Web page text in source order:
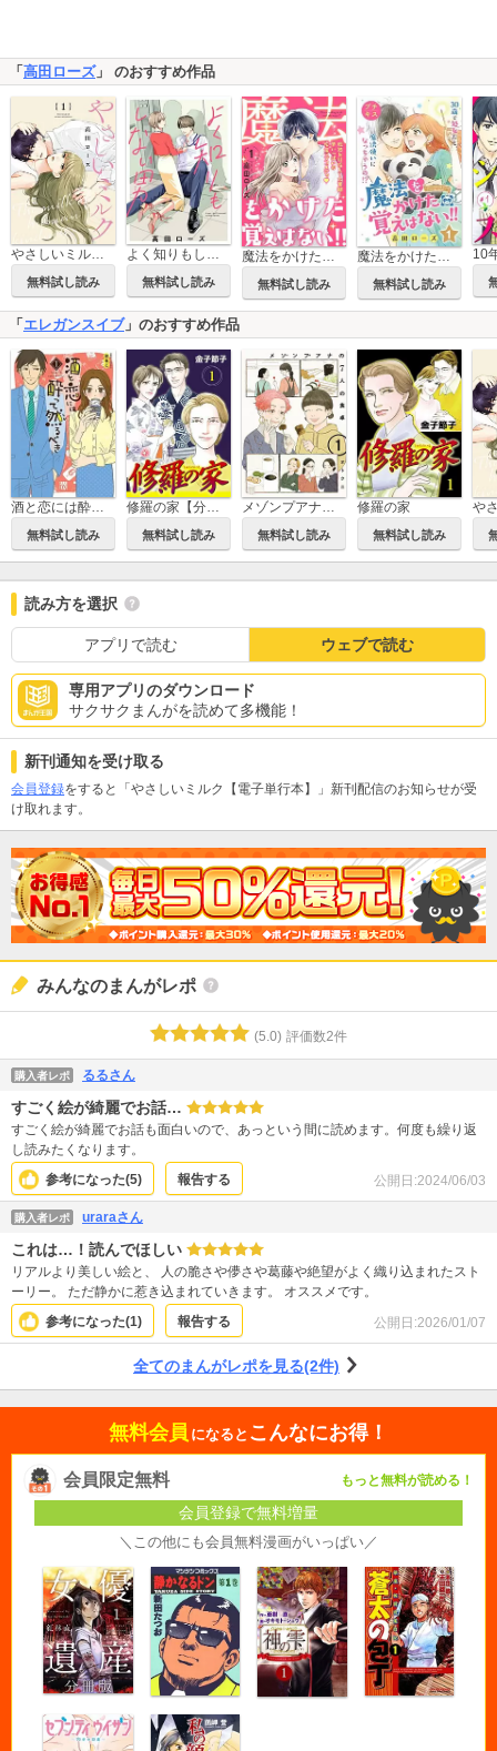
「高田ローズ」 のおすすめ作品
無料試し読み
よく知りもしない男［ばら売り］［DRUNK!］
無料試し読み 無料試し読み 無料試し読み
「エレガンスイブ」のおすすめ作品
酒と恋には酔って然るべき【電子単行本】
無料試し読み 無料試し読み
メゾンプアナの7人の食卓【電子単行本】
無料試し読み
修羅の家
無料試し読み
読み方を選択
アプリで読む ウェブで読む
専用アプリのダウンロード
サクサクまんがを読めて多機能！
新刊通知を受け取る
会員登録をすると「やさしいミルク【電子単行本】」新刊配信のお知らせが受
け取れます。
みんなのまんがレポ
(5.0) 評価数2件
購入者レポ るるさん
すごく絵が綺麗でお話…
すごく絵が綺麗でお話も面白いので、あっという間に読めます。何度も繰り返
し読みたくなります。
参考になった(5) 報告する 公開日:2024/06/03
購入者レポ uraraさん
これは…！読んでほしい
リアルより美しい絵と、 人の脆さや儚さや葛藤や絶望がよく織り込まれたスト
ーリー。 ただ静かに惹き込まれていきます。 オススメです。
参考になった(1) 報告する 公開日:2026/01/07
全てのまんがレポを見る(2件)
無料会員 になると こんなにお得！
会員限定無料 もっと無料が読める！
会員登録で無料増量
＼この他にも会員無料漫画がいっぱい／